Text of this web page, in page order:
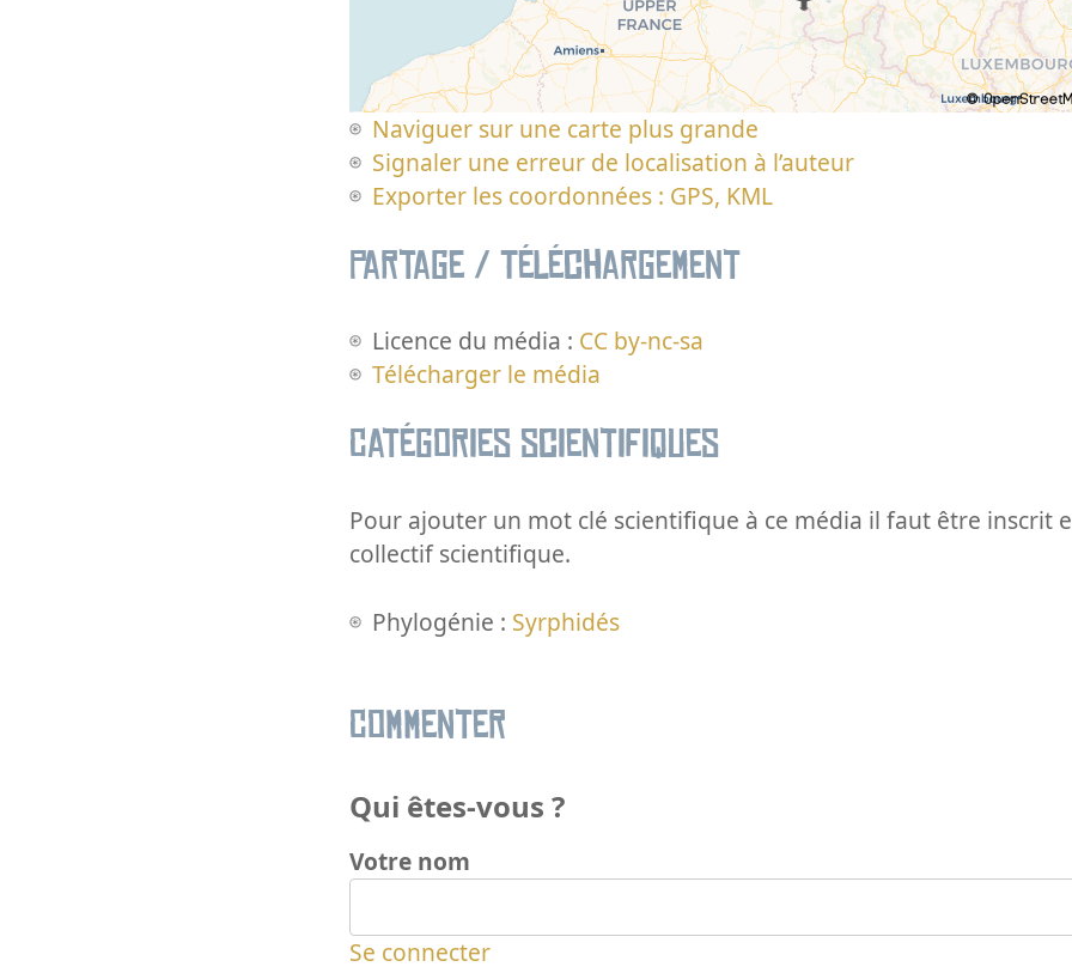
Naviguer sur une carte plus grande
Signaler une erreur de localisation à l’auteur
Exporter les coordonnées : GPS, KML
Partage / Téléchargement
Licence du média : CC by-nc-sa
Télécharger le média
Catégories scientifiques
Pour ajouter un mot clé scientifique à ce média il faut être inscrit
collectif scientifique.
Phylogénie : Syrphidés
Commenter
Qui êtes-vous ?
Votre nom
Se connecter